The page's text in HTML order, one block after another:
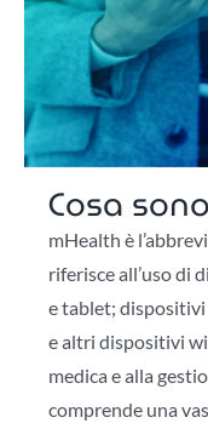
Cosa sono
mHealth è
riferisce all’uso di
e tablet;
e altri dispositivi
medica e alla
comprende una